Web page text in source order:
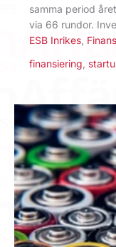
samma period
via 66 rundor.
ESB Inrikes Finans
finansiering